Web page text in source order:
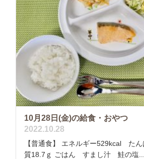
10月28日(金)の給食・おやつ
2022.10.28
【普通食】 エネルギー529kcal た
質18.7ｇ ごはん すまし汁 鮭の塩...